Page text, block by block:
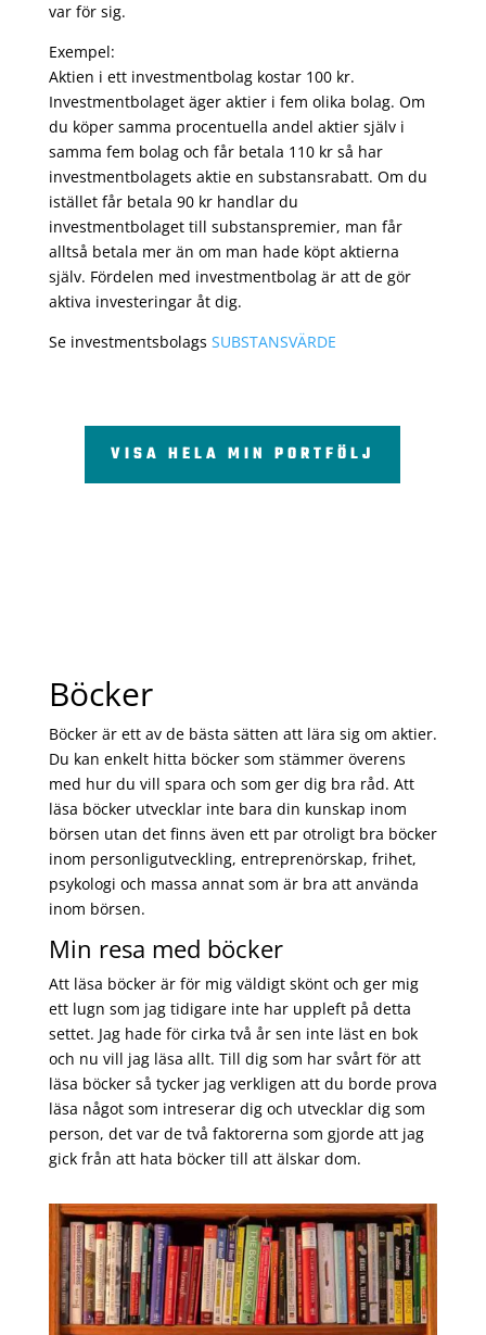
var för sig.
Exempel:
Aktien i ett investmentbolag kostar 100 kr.
Investmentbolaget äger aktier i fem olika bolag. Om
du köper samma procentuella andel aktier själv i
samma fem bolag och får betala 110 kr så har
investmentbolagets aktie en substansrabatt. Om du
istället får betala 90 kr handlar du
investmentbolaget till substanspremier, man får
alltså betala mer än om man hade köpt aktierna
själv. Fördelen med investmentbolag är att de gör
aktiva investeringar åt dig.
Se investmentsbolags SUBSTANSVÄRDE
VISA HELA MIN PORTFÖLJ
Böcker
Böcker är ett av de bästa sätten att lära sig om aktier.
Du kan enkelt hitta böcker som stämmer överens
med hur du vill spara och som ger dig bra råd. Att
läsa böcker utvecklar inte bara din kunskap inom
börsen utan det finns även ett par otroligt bra böcker
inom personligutveckling, entreprenörskap, frihet,
psykologi och massa annat som är bra att använda
inom börsen.
Min resa med böcker
Att läsa böcker är för mig väldigt skönt och ger mig
ett lugn som jag tidigare inte har uppleft på detta
settet. Jag hade för cirka två år sen inte läst en bok
och nu vill jag läsa allt. Till dig som har svårt för att
läsa böcker så tycker jag verkligen att du borde prova
läsa något som intreserar dig och utvecklar dig som
person, det var de två faktorerna som gjorde att jag
gick från att hata böcker till att älskar dom.